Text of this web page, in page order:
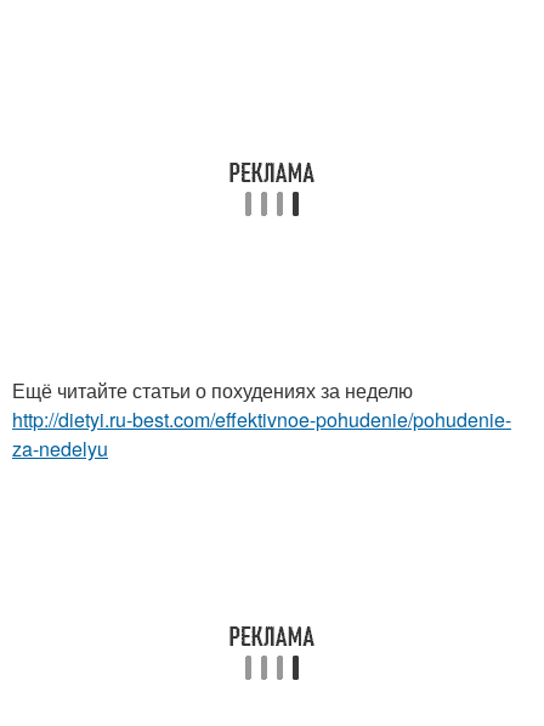
Ещё читайте статьи о похудениях за неделю
http://dietyi.ru-best.com/effektivnoe-pohudenie/pohudenie-
za-nedelyu